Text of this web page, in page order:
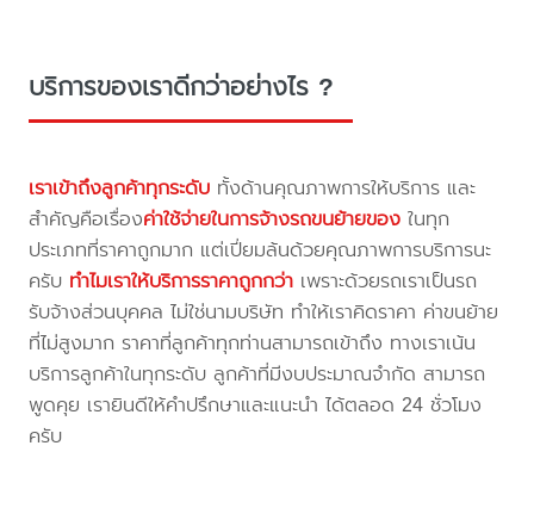
บริการของเราดีกว่าอย่างไร ?
เราเข้าถึงลูกค้าทุกระดับ ทั้งด้านคุณภาพการให้บริการ และ
สำคัญคือเรื่องค่าใช้จ่ายในการจ้างรถขนย้ายของ ในทุก
ประเภทที่ราคาถูกมาก แต่เปี่ยมล้นด้วยคุณภาพการบริการนะ
ครับ ทำไมเราให้บริการราคาถูกกว่า เพราะด้วยรถเราเป็นรถ
รับจ้างส่วนบุคคล ไม่ใช่นามบริษัท ทำให้เราคิดราคา ค่าขนย้าย
ที่ไม่สูงมาก ราคาที่ลูกค้าทุกท่านสามารถเข้าถึง ทางเราเน้น
บริการลูกค้าในทุกระดับ ลูกค้าที่มีงบประมาณจำกัด สามารถ
พูดคุย เรายินดีให้คำปรึกษาและแนะนำ ได้ตลอด 24 ชั่วโมง
ครับ